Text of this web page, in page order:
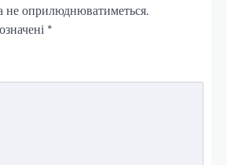
оприлюднюватиметься.
*